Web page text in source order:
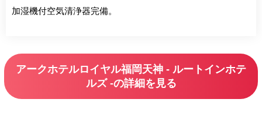
加湿機付空気清浄器完備。
アークホテルロイヤル福岡天神 - ルートインホテ
ルズ -の詳細を見る